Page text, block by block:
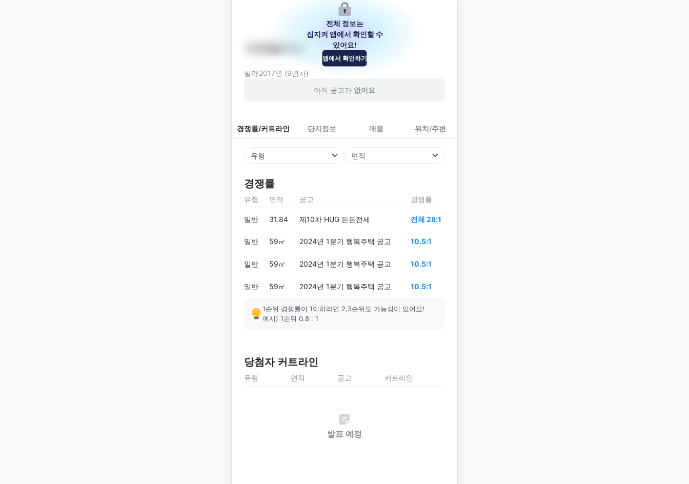
다안빌라트
서울특별시 강서구 등촌로13바길 8-16
빌라2017년 (9년차)
아직 공고가 없어요
경쟁률/커트라인 단지정보 매물 위치/주변
유형 면적
경쟁률
전체 정보는
집지켜 앱에서 확인할 수
있어요!
앱에서 확인하기
유형 면적 공고 경쟁률
일반 31.84 제10차 HUG 든든전세 전체 28:1
일반 59㎡ 2024년 1분기 행복주택 공고 10.5:1
일반 59㎡ 2024년 1분기 행복주택 공고 10.5:1
일반 59㎡ 2024년 1분기 행복주택 공고 10.5:1
1순위 경쟁률이 1이하라면 2,3순위도 가능성이 있어요!
예시) 1순위 0.8 : 1
당첨자 커트라인
유형 면적 공고 커트라인
발표 예정